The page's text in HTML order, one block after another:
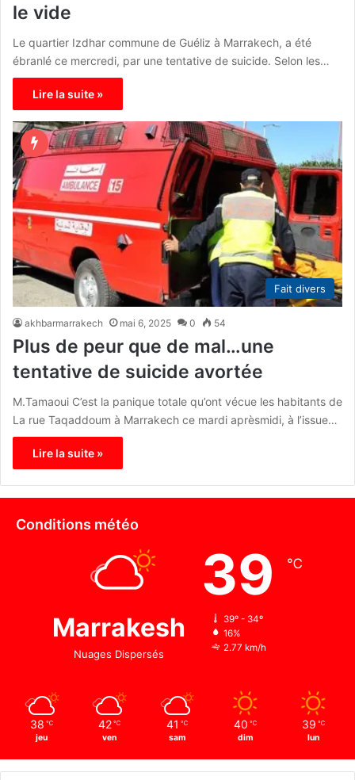
le vide
Le quartier Izdhar commune de Guéliz à Marrakech, a été
ébranlé ce mercredi, par une tentative de suicide. Selon les…
Lire la suite »
Fait divers
akhbarmarrakech mai 6, 2025 0 54
Plus de peur que de mal…une
tentative de suicide avortée
M.Tamaoui C’est la panique totale qu’ont vécue les habitants de
La rue Taqaddoum à Marrakech ce mardi aprèsmidi, à l’issue…
Lire la suite »
Conditions météo
Marrakesh
Nuages Dispersés
39 ℃
39º - 34º
16%
2.77 km/h
38 ℃
jeu
42 ℃
ven
41 ℃
sam
40 ℃
dim
39 ℃
lun